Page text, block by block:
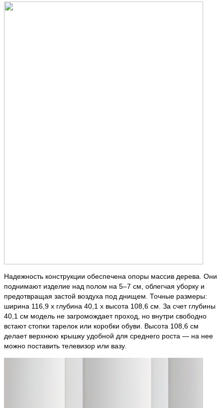
Надежность конструкции обеспечена опоры массив дерева. Они
поднимают изделие над полом на 5–7 см, облегчая уборку и
предотвращая застой воздуха под днищем. Точные размеры:
ширина 116,9 х глубина 40,1 х высота 108,6 см. За счет глубины
40,1 см модель не загромождает проход, но внутри свободно
встают стопки тарелок или коробки обуви. Высота 108,6 см
делает верхнюю крышку удобной для среднего роста — на нее
можно поставить телевизор или вазу.